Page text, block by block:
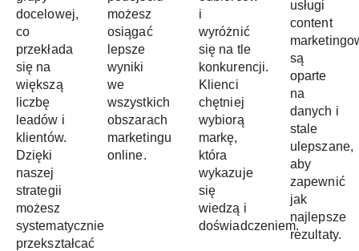
docelowej,
co
przekłada
się na
większą
liczbę
leadów i
klientów.
Dzięki
naszej
strategii
możesz
systematycznie
przekształcać
możesz
osiągać
lepsze
wyniki
we
wszystkich
obszarach
marketingu
online.
i
wyróżnić
się na tle
konkurencji.
Klienci
chętniej
wybiorą
markę,
która
wykazuje
się
wiedzą i
doświadczeniem.
usługi
content
są
oparte
na
danych i
stale
ulepszane,
aby
zapewnić
jak
najlepsze
rezultaty.